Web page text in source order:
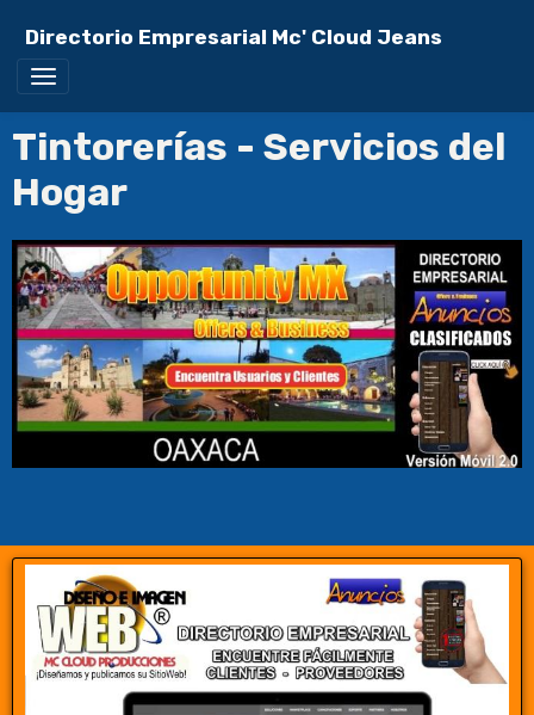
Directorio Empresarial Mc' Cloud Jeans
Tintorerías - Servicios del
Hogar